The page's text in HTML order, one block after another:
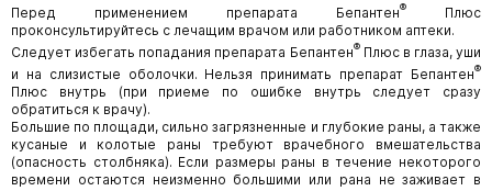
Перед применением препарата Бепантен®
Плюс
проконсультируйтесь с лечащим врачом или работником аптеки.
Следует избегать попадания препарата Бепантен®Плюс в глаза, уши
и на слизистые оболочки. Нельзя принимать препарат Бепантен®
Плюс внутрь (при приеме по ошибке внутрь следует сразу
обратиться к врачу).
Большие по площади, сильно загрязненные и глубокие раны, а также
кусаные и колотые раны требуют врачебного вмешательства
(опасность столбняка). Если размеры раны в течение некоторого
времени остаются неизменно большими или рана не заживает в